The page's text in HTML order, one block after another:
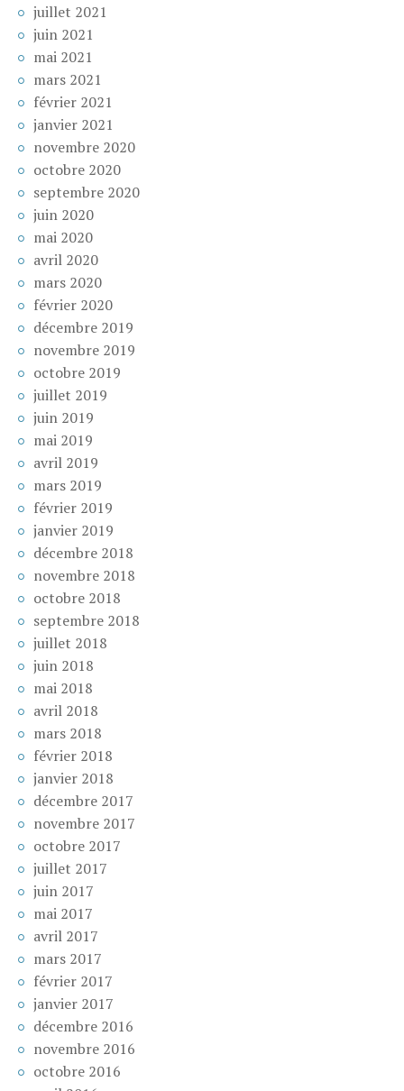
juillet 2021
juin 2021
mai 2021
mars 2021
février 2021
janvier 2021
novembre 2020
octobre 2020
septembre 2020
juin 2020
mai 2020
avril 2020
mars 2020
février 2020
décembre 2019
novembre 2019
octobre 2019
juillet 2019
juin 2019
mai 2019
avril 2019
mars 2019
février 2019
janvier 2019
décembre 2018
novembre 2018
octobre 2018
septembre 2018
juillet 2018
juin 2018
mai 2018
avril 2018
mars 2018
février 2018
janvier 2018
décembre 2017
novembre 2017
octobre 2017
juillet 2017
juin 2017
mai 2017
avril 2017
mars 2017
février 2017
janvier 2017
décembre 2016
novembre 2016
octobre 2016